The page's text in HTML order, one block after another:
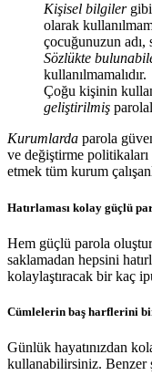
Kişisel bilgiler
olarak
çocuğunuzun
Sözlükte
kullanılmamalıdır.
Çoğu kişinin
geliştirilmiş
Kurumlarda parola
ve değiştirme
etmek tüm kurum
Hatırlaması kolay güçlü
Hem güçlü parola
saklamadan hepsini
kolaylaştıracak bir kaç
Cümlelerin baş harflerini
Günlük hayatınızdan
kullanabilirsiniz. Benzer